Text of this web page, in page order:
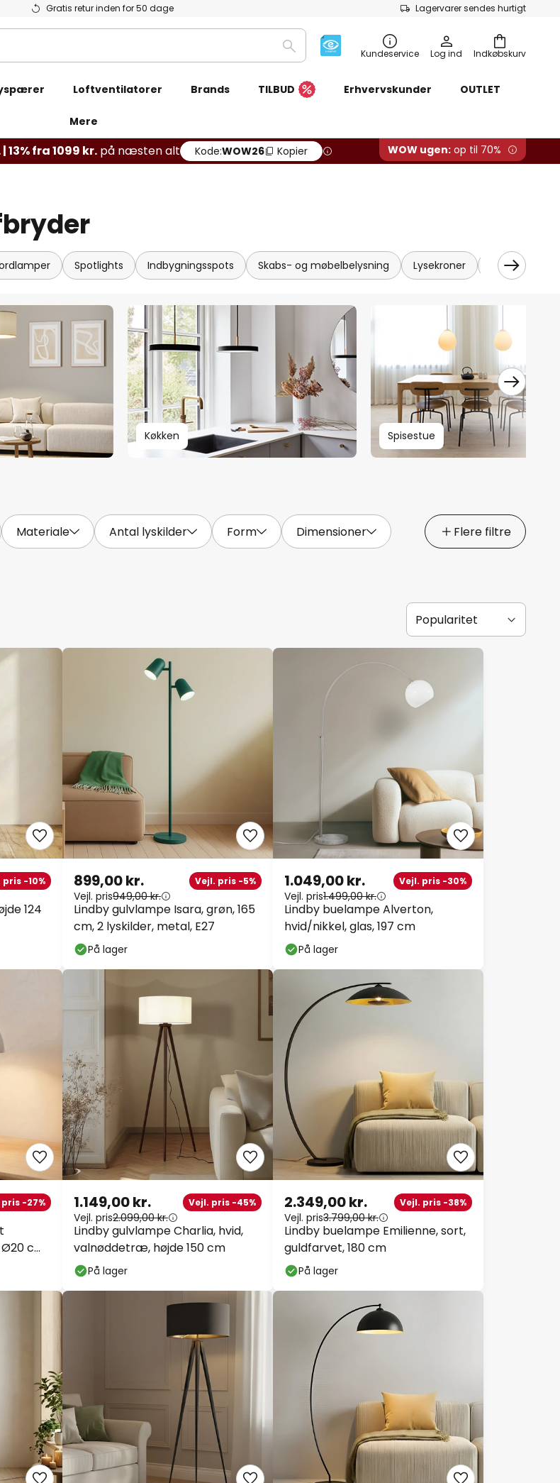
Gratis retur inden for 50 dage Lagervarer sendes hurtigt
Indkøbskurv
Søg Kundeservice Log ind
Loftventilatorer Brands TILBUD Erhvervskunder OUTLET
Mere
13% fra 1099 kr. på næsten alt Kode:WOW26 Kopier WOW ugen: op til 70%
Spotlights Indbygningsspots Skabs- og møbelbelysning Lysekroner Skinnesystem
Køkken Spisestue
Materiale Antal lyskilder Form Dimensioner Flere filtre
124
pris -10%
Lindby gulvlampe Isara, grøn, 165
cm, 2 lyskilder, metal, E27
899,00 kr. Vejl. pris -5%
Vejl. pris949,00 kr.
På lager
Lindby buelampe Alverton,
hvid/nikkel, glas, 197 cm
1.049,00 kr. Vejl. pris -30%
Vejl. pris1.499,00 kr.
På lager
cm,
-27%
Lindby gulvlampe Charlia, hvid,
valnøddetræ, højde 150 cm
1.149,00 kr. Vejl. pris -45%
Vejl. pris2.099,00 kr.
På lager
Lindby buelampe Emilienne, sort,
guldfarvet, 180 cm
2.349,00 kr. Vejl. pris -38%
Vejl. pris3.799,00 kr.
På lager